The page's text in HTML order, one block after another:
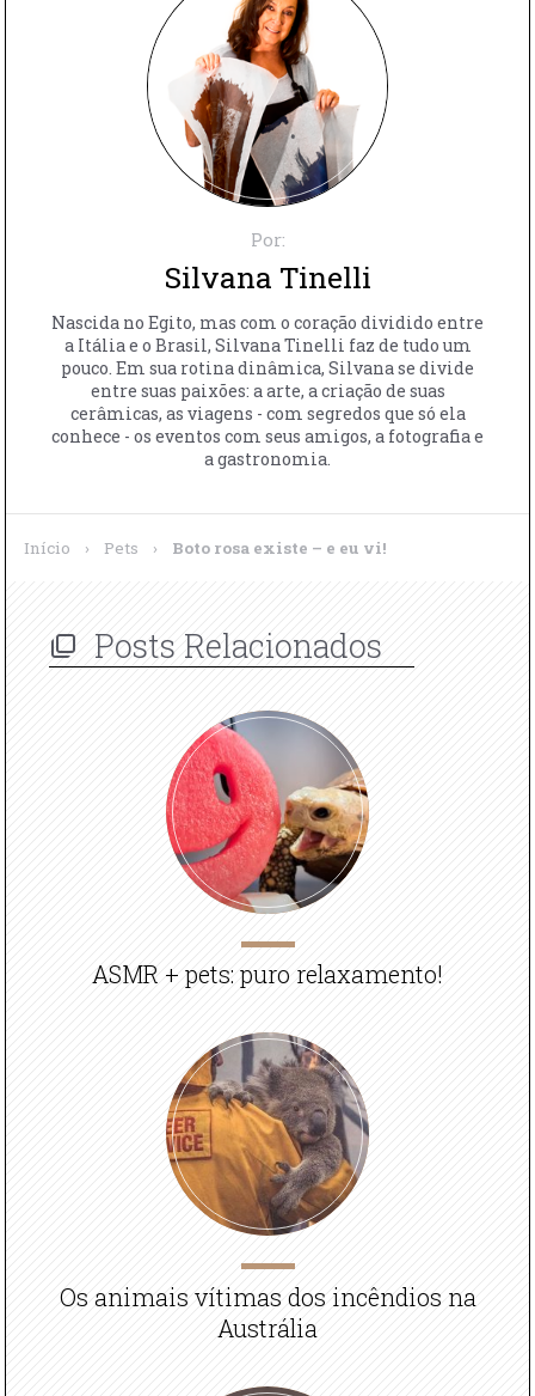
Por:
Silvana Tinelli
Nascida no Egito, mas com o coração dividido entre
a Itália e o Brasil, Silvana Tinelli faz de tudo um
pouco. Em sua rotina dinâmica, Silvana se divide
entre suas paixões: a arte, a criação de suas
cerâmicas, as viagens - com segredos que só ela
conhece - os eventos com seus amigos, a fotografia e
a gastronomia.
Início › Pets › Boto rosa existe – e eu vi!
Posts Relacionados
ASMR + pets: puro relaxamento!
Os animais vítimas dos incêndios na
Austrália